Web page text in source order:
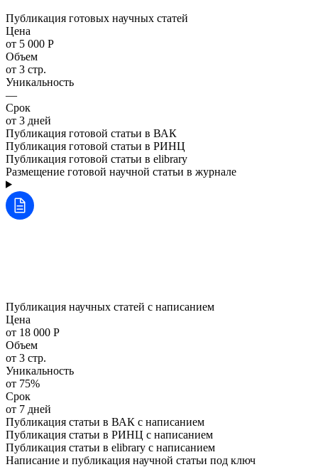
Публикация готовых научных статей
Цена
от 5 000 Р
Объем
от 3 стр.
Уникальность
—
Срок
от 3 дней
Публикация готовой статьи в ВАК
Публикация готовой статьи в РИНЦ
Публикация готовой статьи в elibrary
Размещение готовой научной статьи в журнале
Публикация научных статей с написанием
Цена
от 18 000 Р
Объем
от 3 стр.
Уникальность
от 75%
Срок
от 7 дней
Публикация статьи в ВАК с написанием
Публикация статьи в РИНЦ с написанием
Публикация статьи в elibrary с написанием
Написание и публикация научной статьи под ключ